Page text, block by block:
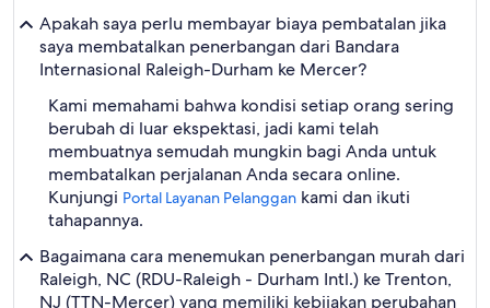
Apakah saya perlu membayar biaya pembatalan jika
saya membatalkan penerbangan dari Bandara
Internasional Raleigh-Durham ke Mercer?
Kami memahami bahwa kondisi setiap orang sering
berubah di luar ekspektasi, jadi kami telah
membuatnya semudah mungkin bagi Anda untuk
membatalkan perjalanan Anda secara online.
Kunjungi Portal Layanan Pelanggan kami dan ikuti
tahapannya.
Bagaimana cara menemukan penerbangan murah dari
Raleigh, NC (RDU-Raleigh - Durham Intl.) ke Trenton,
NJ (TTN-Mercer) yang memiliki kebijakan perubahan